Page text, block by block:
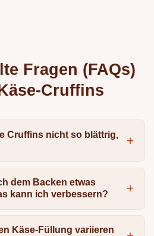
Fragen (FAQs)
Cruffins
Cruffins nicht so blättrig,
dem Backen etwas
kann ich verbessern?
Käse-Füllung variieren